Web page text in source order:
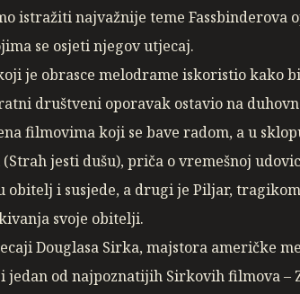
istražiti najvažnije teme Fassbinderova
se osjeti njegov utjecaj.
je obrasce melodrame iskoristio kako
društveni oporavak ostavio na
filmovima koji se bave radom, a u
jesti dušu), priča o vremešnoj
i susjede, a drugi je Piljar,
svoje obitelji.
Douglasa Sirka, majstora američke
od najpoznatijih Sirkovih filmova –